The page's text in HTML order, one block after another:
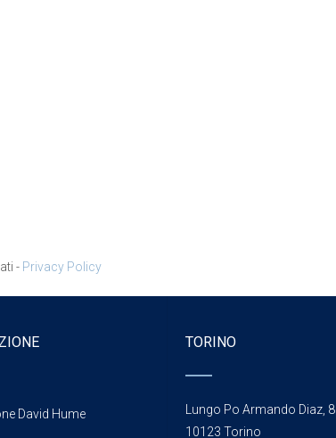
- Privacy Policy
David Hume
TORINO
Lungo Po Armando Diaz, 8
10123 Torino